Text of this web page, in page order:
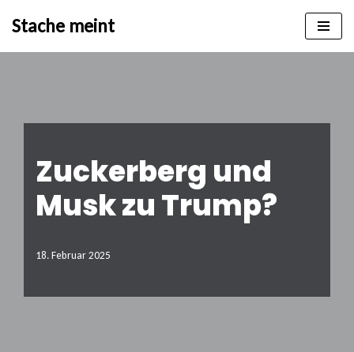
Stache meint
Zuckerberg und
Musk zu Trump?
18. Februar 2025